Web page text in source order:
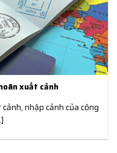
xuất cảnh
nhập cảnh của công